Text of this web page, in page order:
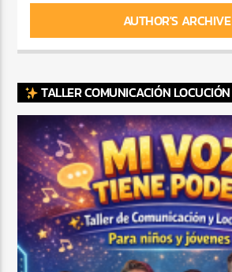
AUTHOR'S ARCHIVE
TALLER COMUNICACIÓN LOCUCIÓN